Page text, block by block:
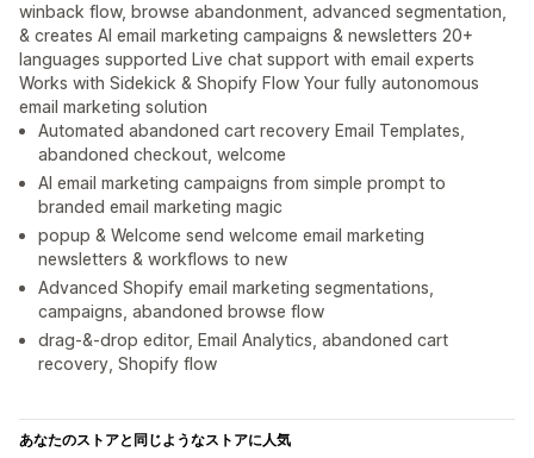
winback flow, browse abandonment, advanced segmentation,
& creates AI email marketing campaigns & newsletters 20+
languages supported Live chat support with email experts
Works with Sidekick & Shopify Flow Your fully autonomous
email marketing solution
Automated abandoned cart recovery Email Templates,
abandoned checkout, welcome
AI email marketing campaigns from simple prompt to
branded email marketing magic
popup & Welcome send welcome email marketing
newsletters & workflows to new
Advanced Shopify email marketing segmentations,
campaigns, abandoned browse flow
drag-&-drop editor, Email Analytics, abandoned cart
recovery, Shopify flow
あなたのストアと同じようなストアに人気